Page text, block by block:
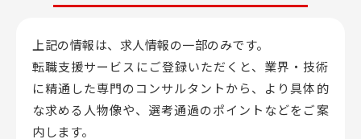
上記の情報は、求人情報の一部のみです。
転職支援サービスにご登録いただくと、業界・技術
に精通した専門のコンサルタントから、 より具体的
な求める人物像や、選考通過のポイントなどをご案
内します。